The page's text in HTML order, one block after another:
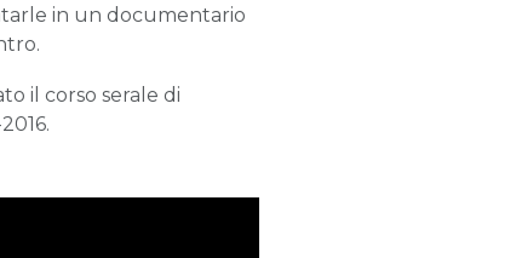
in un documentario
il corso serale di